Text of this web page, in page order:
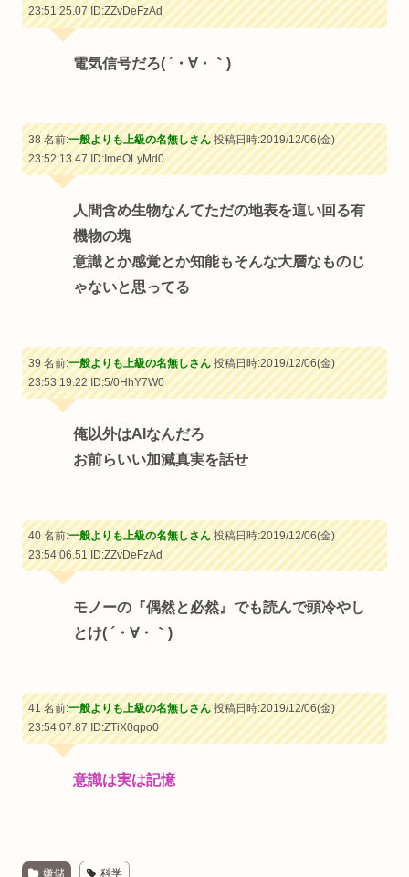
23:51:25.07ID:ZZvDeFzAd
電気信号だろ( ´・∀・｀)
38 名前:一般よりも上級の名無しさん投稿日時:2019/12/06(金)
23:52:13.47ID:ImeOLyMd0
人間含め生物なんてただの地表を這い回る有
機物の塊
意識とか感覚とか知能もそんな大層なものじ
ゃないと思ってる
39 名前:一般よりも上級の名無しさん投稿日時:2019/12/06(金)
23:53:19.22ID:5/0HhY7W0
俺以外はAIなんだろ
お前らいい加減真実を話せ
40 名前:一般よりも上級の名無しさん投稿日時:2019/12/06(金)
23:54:06.51ID:ZZvDeFzAd
モノーの『偶然と必然』でも読んで頭冷やし
とけ( ´・∀・｀)
41 名前:一般よりも上級の名無しさん投稿日時:2019/12/06(金)
23:54:07.87ID:ZTiX0qpo0
意識は実は記憶
嫌儲 科学